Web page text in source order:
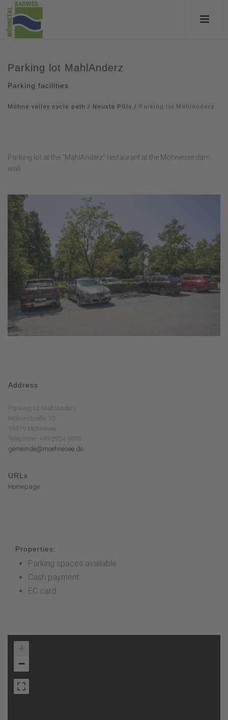
Parking lot MahlAnderz
Parking facilities
Möhne valley cycle path / Neusta POIs / Parking lot MahlAnderz
Parking lot at the "MahlAnderz" restaurant at the Möhnesee dam
wall
Address
Parking lot MahlAnderz
Möhnestraße 10
59519 Möhnesee
Telephone: +49 2924 9810
gemeinde@moehnesee.de
URLs
Homepage
Properties:
Parking spaces available
Cash payment
EC card
−